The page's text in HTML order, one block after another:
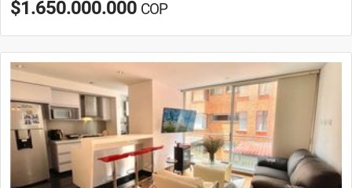
$1.650.000.000 COP